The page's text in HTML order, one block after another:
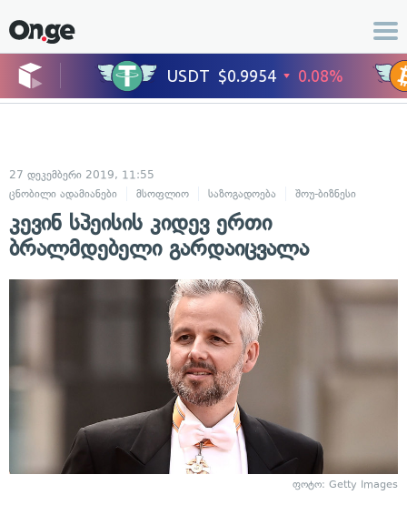
27 დეკემბერი 2019, 11:55
ცნობილი ადამიანები
მსოფლიო საზოგადოება შოუ-ბიზნესი
კევინ სპეისის კიდევ ერთი
ბრალმდებელი გარდაიცვალა
ფოტო: Getty Images